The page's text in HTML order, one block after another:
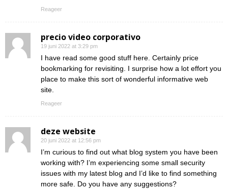
Reageer
precio video corporativo
19 juni 2022 at 3:29 pm
I have read some good stuff here. Certainly price
bookmarking for revisiting. I surprise how a lot effort you
place to make this sort of wonderful informative web
site.
Reageer
deze website
20 juni 2022 at 12:56 pm
I’m curious to find out what blog system you have been
working with? I’m experiencing some small security
issues with my latest blog and I’d like to find something
more safe. Do you have any suggestions?